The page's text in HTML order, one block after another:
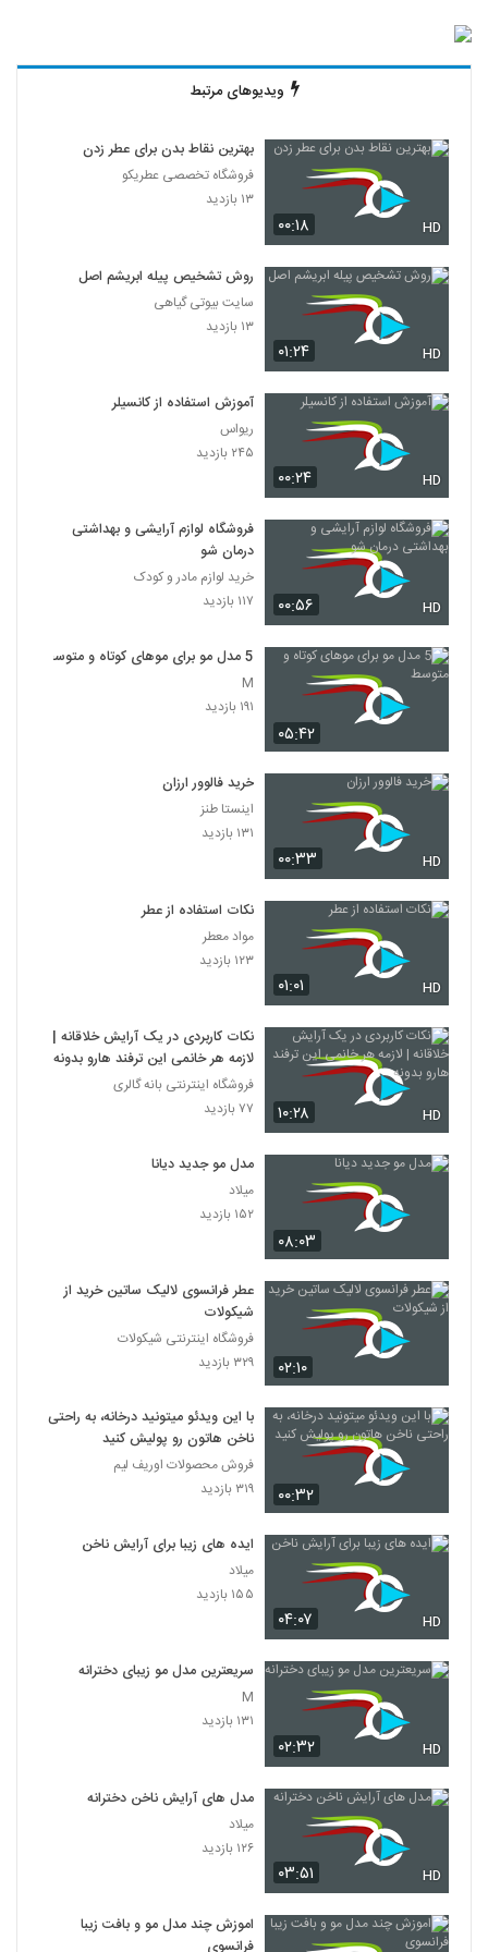
ویدیوهای مرتبط
۰۰:۱۸ HD
بهترین نقاط بدن برای عطر زدن
فروشگاه تخصصی عطریکو
۱۳ بازدید
۰۱:۲۴ HD
روش تشخیص پیله ابریشم اصل
سایت بیوتی گیاهی
۱۳ بازدید
۰۰:۲۴ HD
آموزش استفاده از کانسیلر
ریواس
۲۴۵ بازدید
۰۰:۵۶ HD
فروشگاه لوازم آرایشی و بهداشتی
درمان شو
خرید لوازم مادر و کودک
۱۱۷ بازدید
۰۵:۴۲
5 مدل مو برای موهای کوتاه و متوسط
M
۱۹۱ بازدید
۰۰:۳۳ HD
خرید فالوور ارزان
اینستا طنز
۱۳۱ بازدید
۰۱:۰۱ HD
نکات استفاده از عطر
مواد معطر
۱۲۳ بازدید
۱۰:۲۸ HD
نکات کاربردی در یک آرایش خلاقانه |
لازمه هر خانمی این ترفند هارو بدونه
فروشگاه اینترنتی بانه گالری
۷۷ بازدید
۰۸:۰۳
مدل مو جدید دیانا
میلاد
۱۵۲ بازدید
۰۲:۱۰
عطر فرانسوی لالیک ساتین خرید از
شیکولات
فروشگاه اینترنتی شیکولات
۳۲۹ بازدید
۰۰:۳۲
با این ویدئو میتونید درخانه، به راحتی
ناخن هاتون رو پولیش کنید
فروش محصولات اوریف لیم
۳۱۹ بازدید
۰۴:۰۷ HD
ایده های زیبا برای آرایش ناخن
میلاد
۱۵۵ بازدید
۰۲:۳۲ HD
سریعترین مدل مو زیبای دخترانه
M
۱۳۱ بازدید
۰۳:۵۱ HD
مدل های آرایش ناخن دخترانه
میلاد
۱۲۶ بازدید
اموزش چند مدل مو و بافت زیبا
فرانسوی